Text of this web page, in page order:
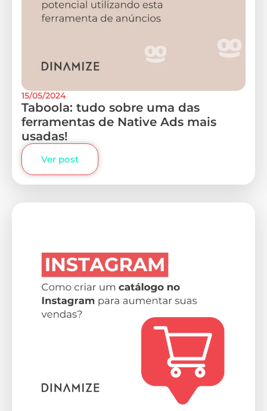
15/05/2024
Taboola: tudo sobre uma das
ferramentas de Native Ads mais
usadas!
Ver post